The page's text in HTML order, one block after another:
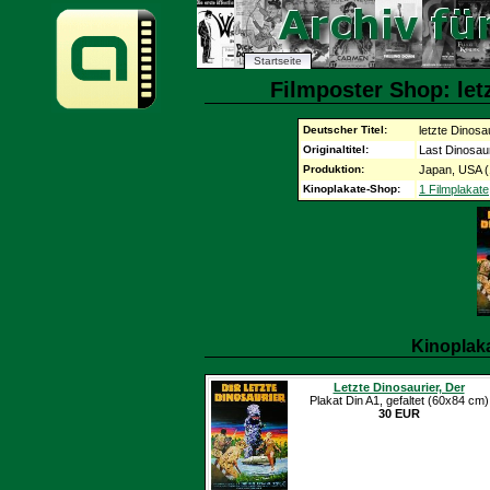
Startseite
Filmposter Shop:
Deutscher Titel: letzte
Originaltitel: Last
Produktion: Japan, USA
Kinoplakate-Shop: 1 Filmplakate
Letzte Dinosaurier, Der
Plakat Din A1, gefaltet (60x84 cm)
30 EUR